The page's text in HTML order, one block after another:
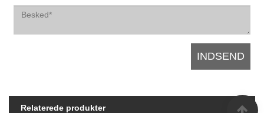
Relaterede produkter